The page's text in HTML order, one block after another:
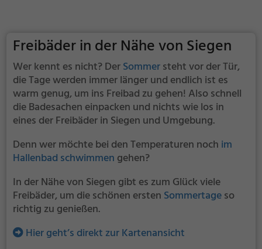
Freibäder in der Nähe von Siegen
Wer kennt es nicht? DerSommersteht vor der Tür,
die Tage werden immer länger und endlich ist es
warm genug, um ins Freibad zu gehen! Also schnell
die Badesachen einpacken und nichts wie los in
eines der Freibäder in Siegen und Umgebung.
Denn wer möchte bei den Temperaturen noch im
Hallenbad schwimmen gehen?
In der Nähe von Siegen gibt es zum Glück viele
Freibäder, um die schönen ersten Sommertageso
richtig zu genießen.
Hier geht’s direkt zur Kartenansicht